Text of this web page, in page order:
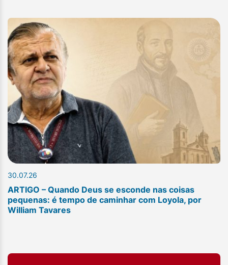
30.07.26
ARTIGO – Quando Deus se esconde nas coisas
pequenas: é tempo de caminhar com Loyola, por
William Tavares